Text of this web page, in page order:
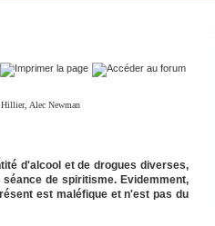
Hillier, Alec Newman
d'alcool et de drogues diverses,
de spiritisme. Evidemment,
est maléfique et n'est pas du